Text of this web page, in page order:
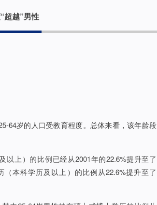
超越”男性
64岁的人口受教育程度。总体来看，该年龄段
上）的比例已经从2001年的22.6%提升至了
本科学历及以上）的比例从22.6%提升至了